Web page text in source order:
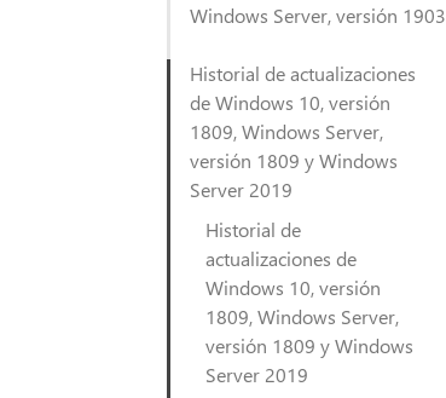
Windows Server, versión 1903
Historial de actualizaciones
de Windows 10, versión
1809, Windows Server,
versión 1809 y Windows
Server 2019
Historial de
actualizaciones de
Windows 10, versión
1809, Windows Server,
versión 1809 y Windows
Server 2019